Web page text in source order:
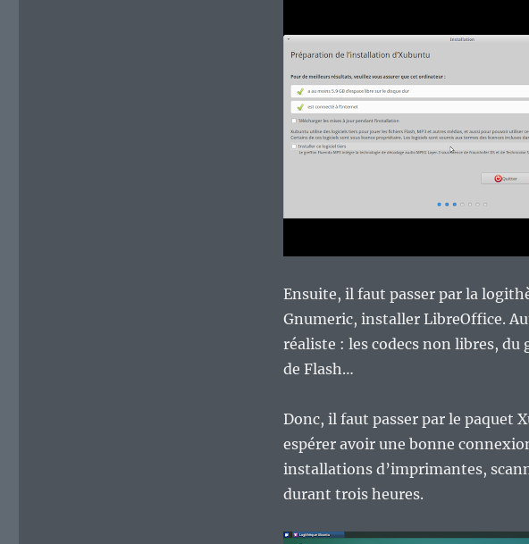
Ensuite, il faut passer par la
Gnumeric, installer LibreOffice.
réaliste : les codecs non libres, du
de Flash…
Donc, il faut passer par le
espérer avoir une bonne
installations d’imprimantes,
durant trois heures.